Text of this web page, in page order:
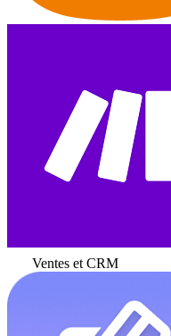
Ventes et CRM